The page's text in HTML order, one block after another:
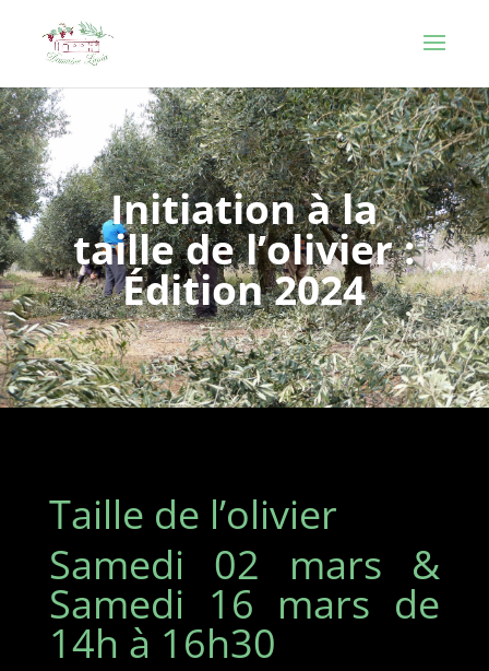
Initiation à la
taille de l’olivier :
Édition 2024
Taille de l’olivier
Samedi 02 mars &
Samedi 16 mars de
14h à 16h30